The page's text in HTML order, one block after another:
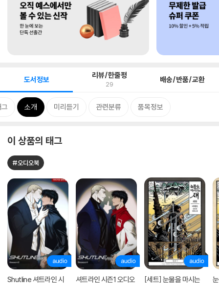
도서정보 리뷰/한줄평
29 배송/반품/교환
소개 미리듣기 관련분류 품목정보
이 상품의 태그
#오디오북
Shutline 셔트라인 시
셔트라인 시즌1 오디오
[세트] 눈물을 마시는